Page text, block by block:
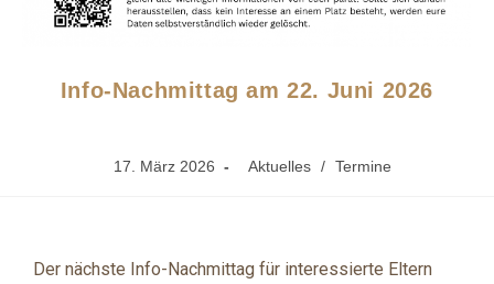
Info-Nachmittag am 22. Juni 2026
17. März 2026 Aktuelles / Termine
Der nächste Info-Nachmittag für interessierte Eltern